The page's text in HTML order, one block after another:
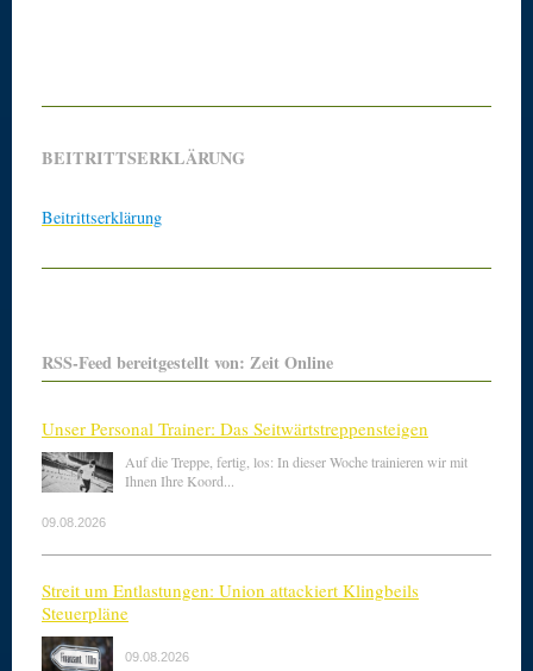
BEITRITTSERKLÄRUNG
Beitrittserklärung
RSS-Feed bereitgestellt von: Zeit Online
Unser Personal Trainer: Das Seitwärtstreppensteigen
Auf die Treppe, fertig, los: In dieser Woche trainieren wir mit
Ihnen Ihre Koord...
09.08.2026
Streit um Entlastungen: Union attackiert Klingbeils
Steuerpläne
09.08.2026